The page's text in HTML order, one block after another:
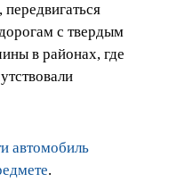
с твердым
в районах, где
автомобиль
.